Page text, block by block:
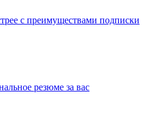
с преимуществами подписки
резюме за вас